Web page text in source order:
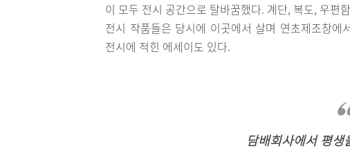
이 모두 전시 공간으로 탈바꿈했다. 계단, 복도, 우편
전시 작품들은 당시에 이곳에서 살며 연초제조창
전시에 적힌 에세이도 있다.
담배회사에서 평